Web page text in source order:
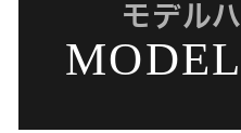
モデル